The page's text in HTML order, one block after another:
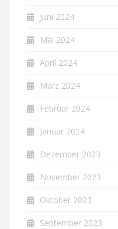
Juni 2024
Mai 2024
April 2024
März 2024
Februar 2024
Januar 2024
Dezember 2023
November 2023
Oktober 2023
September 2023